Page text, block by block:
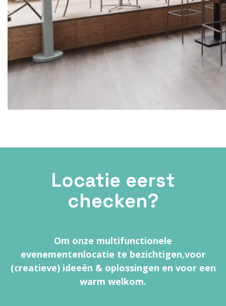
Locatie eerst
checken?
Om onze multifunctionele
evenementenlocatie te bezichtigen,voor
(creatieve) ideeën & oplossingen en voor een
warm welkom.